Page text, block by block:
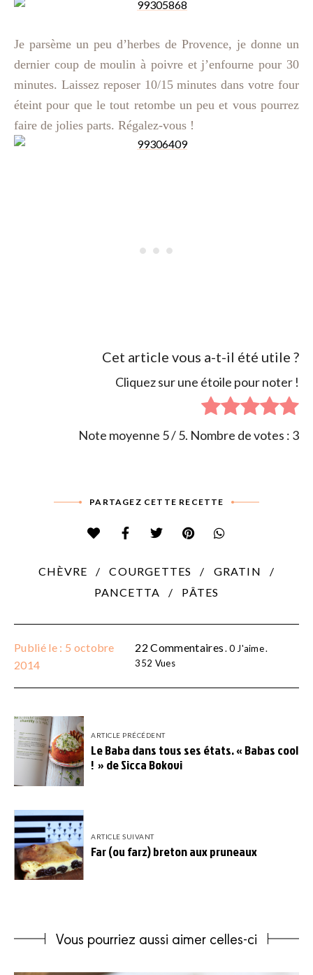
Je parsème un peu d’herbes de Provence, je donne un
dernier coup de moulin à poivre et j’enfourne pour 30
minutes. Laissez reposer 10/15 minutes dans votre four
éteint pour que le tout retombe un peu et vous pourrez
faire de jolies parts. Régalez-vous !
Cet article vous a-t-il été utile ?
Cliquez sur une étoile pour noter !
Note moyenne 5/ 5. Nombre de votes : 3
PARTAGEZ CETTE RECETTE
CHÈVRE COURGETTES
GRATIN
PANCETTA
PÂTES
Publié le : 5 octobre
2014
22 Commentaires 0 J'aime
352 Vues
ARTICLE PRÉCÉDENT
Le Baba dans tous ses états. « Babas cool
! » de Sicca Bokovi
ARTICLE SUIVANT
Far (ou farz) breton aux pruneaux
Vous pourriez aussi aimer celles-ci